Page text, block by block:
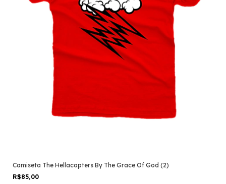
Camiseta The Hellacopters By The Grace Of God (2)
R$85,00